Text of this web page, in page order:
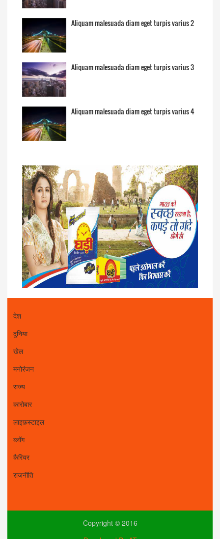
Aliquam malesuada diam eget turpis varius 2
Aliquam malesuada diam eget turpis varius 3
Aliquam malesuada diam eget turpis varius 4
देश
दुनिया
खेल
मनोरंजन
राज्य
कारोबार
लाइफ़स्टाइल
ब्लॉग
कैरियर
राजनीति
Copyright © 2016